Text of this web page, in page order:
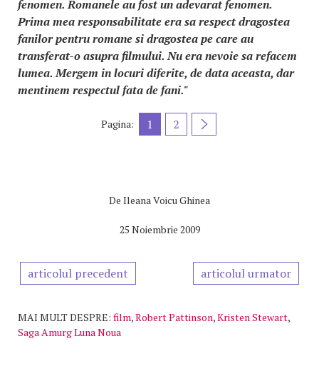
fenomen. Romanele au fost un adevarat fenomen.
Prima mea responsabilitate era sa respect dragostea
fanilor pentru romane si dragostea pe care au
transferat-o asupra filmului. Nu era nevoie sa refacem
lumea. Mergem in locuri diferite, de data aceasta, dar
mentinem respectul fata de fani."
Pagina: 1 2
De Ileana Voicu Ghinea
25 Noiembrie 2009
articolul precedent articolul urmator
MAI MULT DESPRE: film,Robert Pattinson,Kristen Stewart,
Saga Amurg Luna Noua